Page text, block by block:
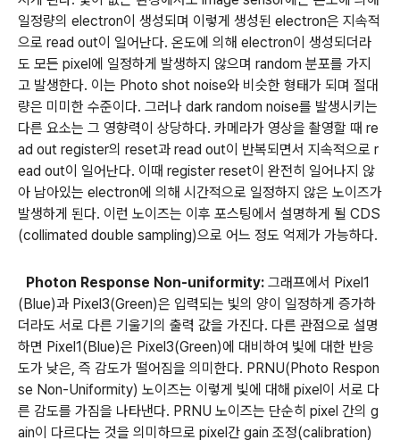
일정량의 electron이 생성되며 이렇게 생성된 electron은 지속적
으로 read out이 일어난다. 온도에 의해 electron이 생성되더라
도 모든 pixel에 일정하게 발생하지 않으며 random 분포를 가지
고 발생한다. 이는 Photo shot noise와 비슷한 형태가 되며 절대
량은 미미한 수준이다. 그러나 dark random noise를 발생시키는
다른 요소는 그 영향력이 상당하다. 카메라가 영상을 촬영할 때 re
ad out register의 reset과 read out이 반복되면서 지속적으로 r
ead out이 일어난다. 이때 register reset이 완전히 일어나지 않
아 남아있는 electron에 의해 시간적으로 일정하지 않은 노이즈가
발생하게 된다. 이런 노이즈는 이후 포스팅에서 설명하게 될 CDS
(collimated double sampling)으로 어느 정도 억제가 가능하다.
Photon Response Non-uniformity:그래프에서 Pixel1
(Blue)과 Pixel3(Green)은 입력되는 빛의 양이 일정하게 증가하
더라도 서로 다른 기울기의 출력 값을 가진다. 다른 관점으로 설명
하면 Pixel1(Blue)은 Pixel3(Green)에 대비하여 빛에 대한 반응
도가 낮은, 즉 감도가 떨어짐을 의미한다. PRNU(Photo Respon
se Non-Uniformity) 노이즈는 이렇게 빛에 대해 pixel이 서로 다
른 감도를 가짐을 나타낸다. PRNU 노이즈는 단순히 pixel 간의 g
ain이 다르다는 것을 의미하므로 pixel간 gain 조정(calibration)